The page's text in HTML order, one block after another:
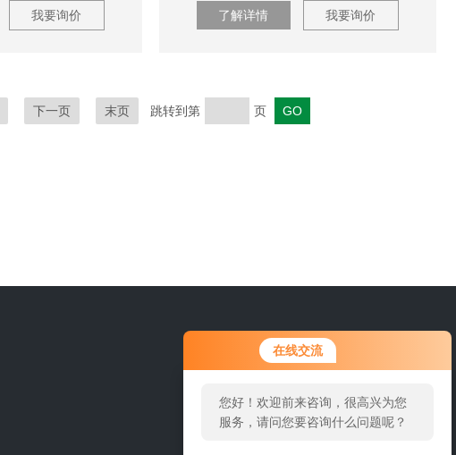
在线交流
您好！欢迎前来咨询，很高兴为您
服务，请问您要咨询什么问题呢？
我要询价 了解详情 我要询价
下一页 末页 跳转到第 页
0577-62120902